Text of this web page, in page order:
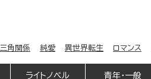
三角関係 純愛 異世界転生 ロマンス
ライトノベル 青年・一般